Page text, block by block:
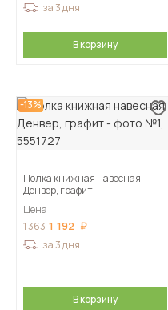
за 3 дня
В корзину
-13%
Полка книжная навесная
Денвер, графит
Цена
1 363 1 192
за 3 дня
В корзину